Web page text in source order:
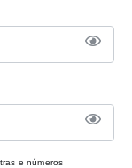
e números